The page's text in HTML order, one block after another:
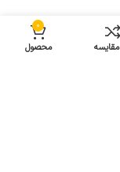
مقایسه
0
محصول